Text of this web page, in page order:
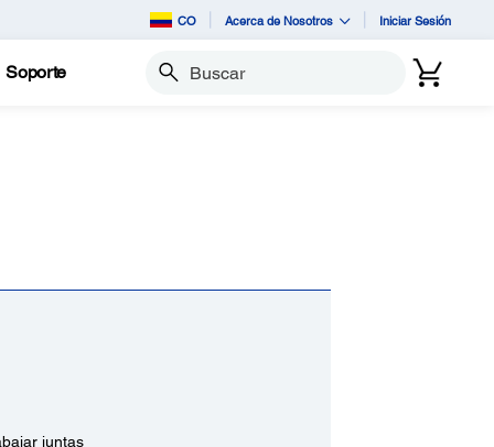
CO Acerca de Nosotros Iniciar Sesión
Soporte Buscar
juntas